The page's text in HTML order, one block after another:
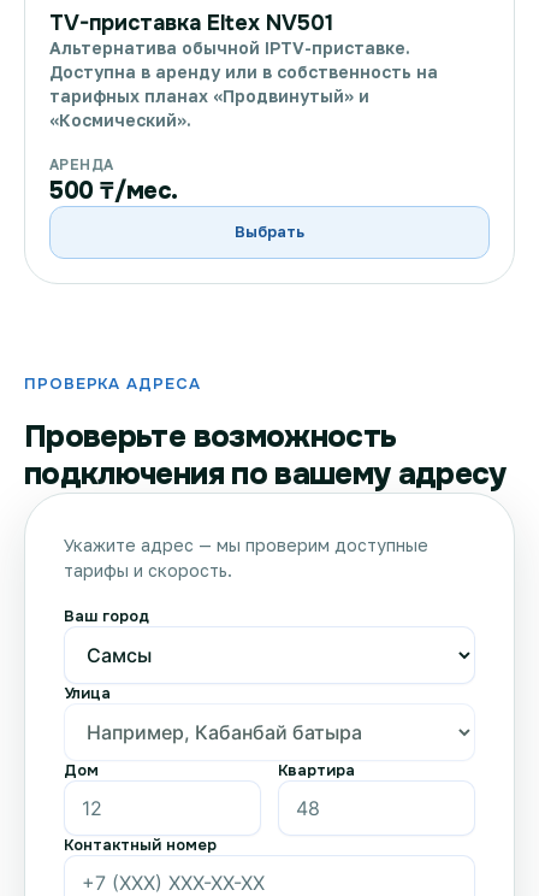
TV-приставка Eltex NV501
Альтернатива обычной IPTV-приставке.
Доступна в аренду или в собственность на
тарифных планах «Продвинутый» и
«Космический».
АРЕНДА
500 ₸/мес.
Выбрать
ПРОВЕРКА АДРЕСА
Проверьте возможность
подключения по вашему адресу
Укажите адрес — мы проверим доступные
тарифы и скорость.
Ваш город
Улица
Дом Квартира
Контактный номер